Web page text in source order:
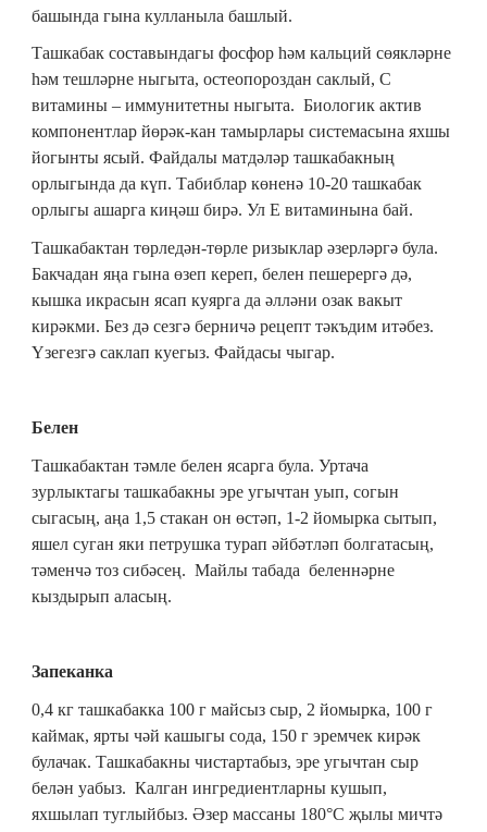
башында гына кулланыла башлый.
Ташкабак составындагы фосфор һәм кальций сөякләрне
һәм тешләрне ныгыта, остеопороздан саклый, С
витамины – иммунитетны ныгыта. Биологик актив
компонентлар йөрәк-кан тамырлары системасына яхшы
йогынты ясый. Файдалы матдәләр ташкабакның
орлыгында да күп. Табиблар көненә 10-20 ташкабак
орлыгы ашарга киңәш бирә. Ул Е витаминына бай.
Ташкабактан төрледән-төрле ризыклар әзерләргә була.
Бакчадан яңа гына өзеп кереп, белен пешерергә дә,
кышка икрасын ясап куярга да әлләни озак вакыт
кирәкми. Без дә сезгә берничә рецепт тәкъдим итәбез.
Үзегезгә саклап куегыз. Файдасы чыгар.
Белен
Ташкабактан тәмле белен ясарга була. Уртача
зурлыктагы ташкабакны эре угычтан уып, согын
сыгасың, аңа 1,5 стакан он өстәп, 1-2 йомырка сытып,
яшел суган яки петрушка турап әйбәтләп болгатасың,
тәменчә тоз сибәсең. Майлы табада беленнәрне
кыздырып аласың.
Запеканка
0,4 кг ташкабакка 100 г майсыз сыр, 2 йомырка, 100 г
каймак, ярты чәй кашыгы сода, 150 г эремчек кирәк
булачак. Ташкабакны чистартабыз, эре угычтан сыр
белән уабыз. Калган ингредиентларны кушып,
яхшылап туглыйбыз. Әзер массаны 180°C җылы мичтә